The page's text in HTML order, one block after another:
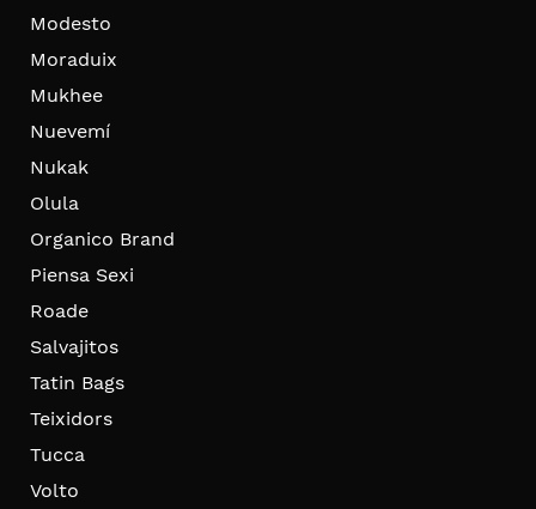
Modesto
Moraduix
Mukhee
Nuevemí
Nukak
Olula
Organico Brand
Piensa Sexi
Roade
Salvajitos
Tatin Bags
Teixidors
Tucca
Volto